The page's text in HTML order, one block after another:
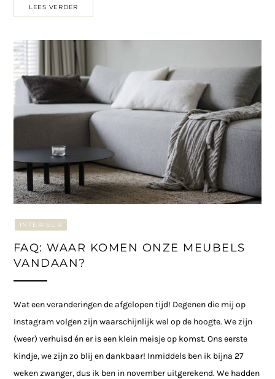
LEES VERDER
INTERIEUR
FAQ: WAAR KOMEN ONZE MEUBELS
VANDAAN?
Wat een veranderingen de afgelopen tijd! Degenen die mij op
Instagram volgen zijn waarschijnlijk wel op de hoogte. We zijn
(weer) verhuisd én er is een klein meisje op komst. Ons eerste
kindje, we zijn zo blij en dankbaar! Inmiddels ben ik bijna 27
weken zwanger, dus ik ben in november uitgerekend. We hadden